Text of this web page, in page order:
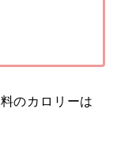
のカロリーは